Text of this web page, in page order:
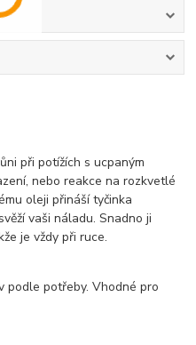
při potížích s ucpaným
nebo reakce na rozkvetlé
oleji přináší tyčinka
vaši náladu. Snadno ji
je vždy při ruce.
podle potřeby. Vhodné pro